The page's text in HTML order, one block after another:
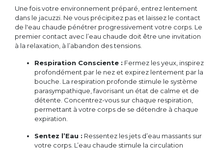
Une fois votre environnement préparé, entrez lentement
dans le jacuzzi. Ne vous précipitez pas et laissez le contact
de l'eau chaude pénétrer progressivement votre corps. Le
premier contact avec l’eau chaude doit être une invitation
à la relaxation, à l’abandon des tensions.
Respiration Consciente : Fermez les yeux, inspirez
profondément par le nez et expirez lentement par la
bouche. La respiration profonde stimule le système
parasympathique, favorisant un état de calme et de
détente. Concentrez-vous sur chaque respiration,
permettant à votre corps de se détendre à chaque
expiration.
Sentez l’Eau : Ressentez les jets d’eau massants sur
votre corps. L’eau chaude stimule la circulation